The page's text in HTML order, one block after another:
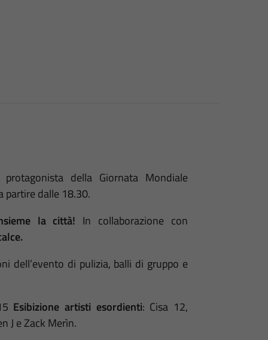
della Giornata Mondiale
partire dalle 18.30.
la città! In collaborazione con
dell’evento di pulizia, balli di gruppo e
Esibizione artisti esordienti: Cisa 12,
J e Zack Merìn.